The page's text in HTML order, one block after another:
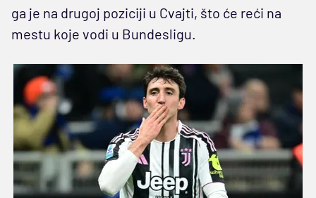
ga je na drugoj poziciji u Cvajti, što će reći na
mestu koje vodi u Bundesligu.